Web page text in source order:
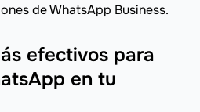
de WhatsApp Business.
efectivos para
en tu